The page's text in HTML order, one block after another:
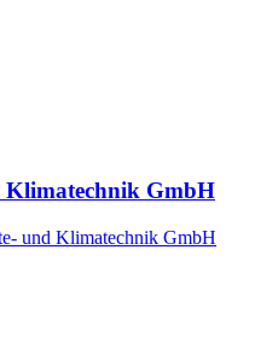
GmbH
und Klimatechnik GmbH